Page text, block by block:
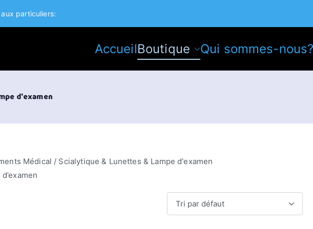
particuliers:
AccueilBoutique Qui sommes-nous?
d'examen
Médical / Scialytique & Lunettes & Lampe d'examen